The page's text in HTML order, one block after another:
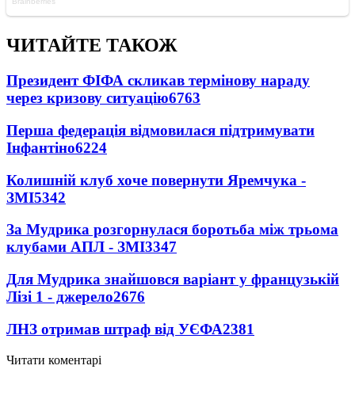
ЧИТАЙТЕ ТАКОЖ
Президент ФІФА скликав термінову нараду
через кризову ситуацію6763
Перша федерація відмовилася підтримувати
Інфантіно6224
Колишній клуб хоче повернути Яремчука -
ЗМІ5342
За Мудрика розгорнулася боротьба між трьома
клубами АПЛ - ЗМІ3347
Для Мудрика знайшовся варіант у французькій
Лізі 1 - джерело2676
ЛНЗ отримав штраф від УЄФА2381
Читати коментарі